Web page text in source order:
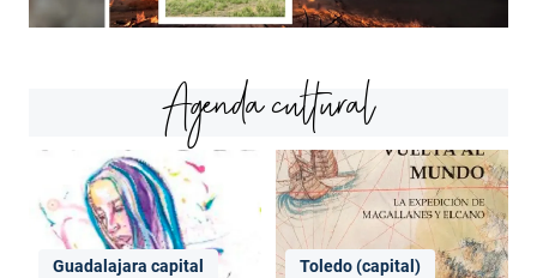
Agenda cultural
Guadalajara capital Toledo (capital)